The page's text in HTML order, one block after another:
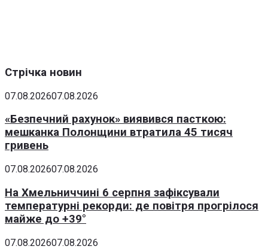
Стрічка новин
07.08.202607.08.2026
«Безпечний рахунок» виявився пасткою:
мешканка Полонщини втратила 45 тисяч
гривень
07.08.202607.08.2026
На Хмельниччині 6 серпня зафіксували
температурні рекорди: де повітря прогрілося
майже до +39°
07.08.202607.08.2026